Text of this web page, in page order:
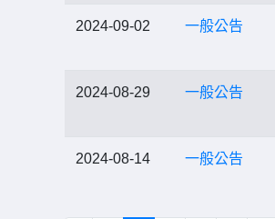
2024-09-02 一般公告
2024-08-29 一般公告
2024-08-14 一般公告